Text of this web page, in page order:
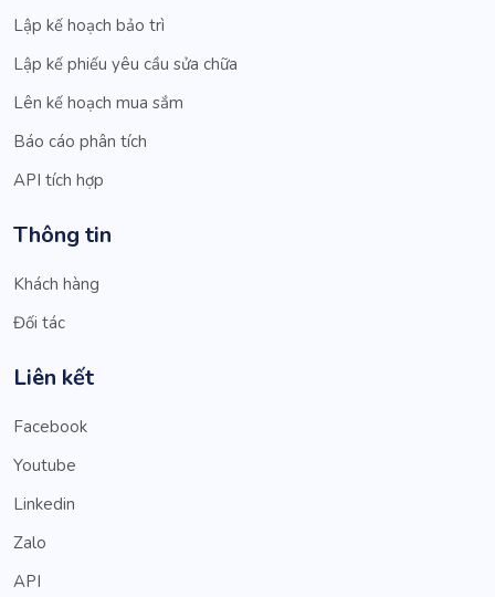
Lập kế hoạch bảo trì
Lập kế phiếu yêu cầu sửa chữa
Lên kế hoạch mua sắm
Báo cáo phân tích
API tích hợp
Thông tin
Khách hàng
Đối tác
Liên kết
Facebook
Youtube
Linkedin
Zalo
API